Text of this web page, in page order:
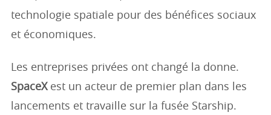
technologie spatiale pour des bénéfices sociaux
et économiques.
Les entreprises privées ont changé la donne.
SpaceXest un acteur de premier plan dans les
lancements et travaille sur la fusée Starship.